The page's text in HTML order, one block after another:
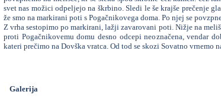
svet nas možici odpeljejo na škrbino. Sledi le še krajše prečenje
že smo na markirani poti s Pogačnikovega doma. Po njej se
Z vrha sestopimo po markirani, lažji zavarovani poti. Nižje na
proti Pogačnikovemu domu desno odcepi neoznačena, vendar
kateri prečimo na Dovška vratca. Od tod se skozi Sovatno vrnemo
Galerija